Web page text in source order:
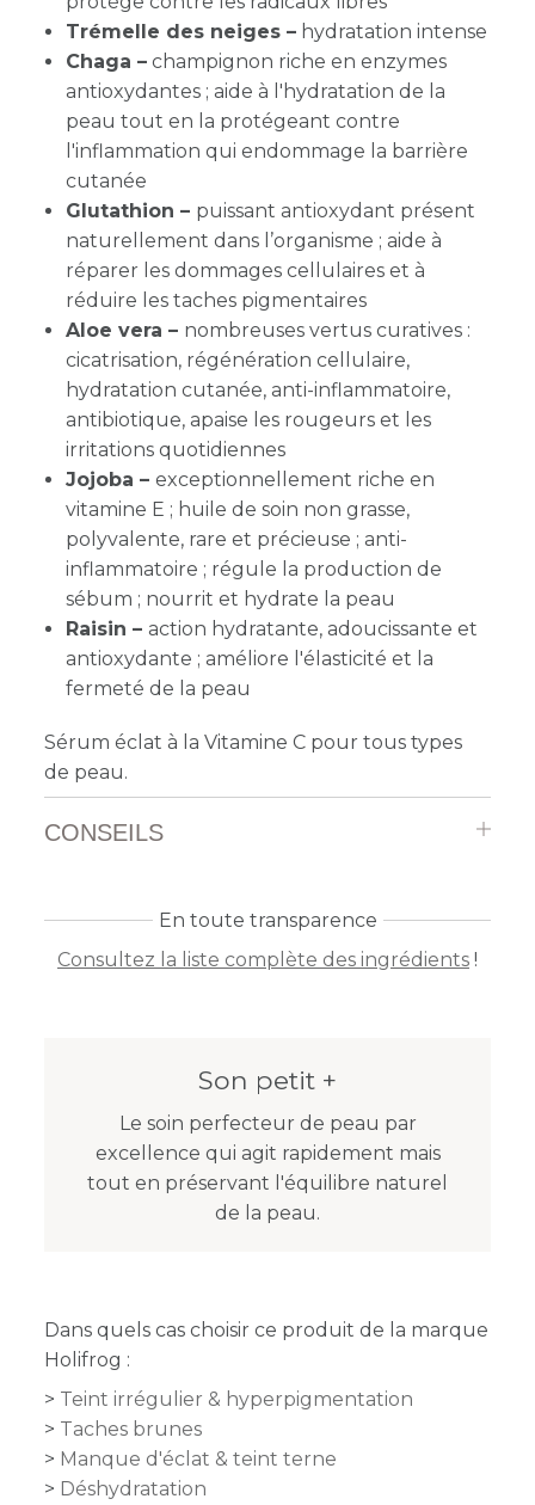
Trémelle des neiges – hydratation intense
Chaga – champignon riche en enzymes
antioxydantes ; aide à l'hydratation de la
peau tout en la protégeant contre
l'inflammation qui endommage la barrière
cutanée
Glutathion – puissant antioxydant présent
naturellement dans l’organisme ; aide à
réparer les dommages cellulaires et à
réduire les taches pigmentaires
Aloe vera – nombreuses vertus curatives :
cicatrisation, régénération cellulaire,
hydratation cutanée, anti-inflammatoire,
antibiotique, apaise les rougeurs et les
irritations quotidiennes
Jojoba – exceptionnellement riche en
vitamine E ; huile de soin non grasse,
polyvalente, rare et précieuse ; anti-
inflammatoire ; régule la production de
sébum ; nourrit et hydrate la peau
Raisin – action hydratante, adoucissante et
antioxydante ; améliore l'élasticité et la
fermeté de la peau
Sérum éclat à la Vitamine C pour tous types
de peau.
CONSEILS
En toute transparence
Consultez la liste complète des ingrédients !
Son petit +
Le soin perfecteur de peau par
excellence qui agit rapidement mais
tout en préservant l'équilibre naturel
de la peau.
Dans quels cas choisir ce produit de la marque
Holifrog :
Teint irrégulier & hyperpigmentation
Taches brunes
Manque d'éclat & teint terne
Déshydratation